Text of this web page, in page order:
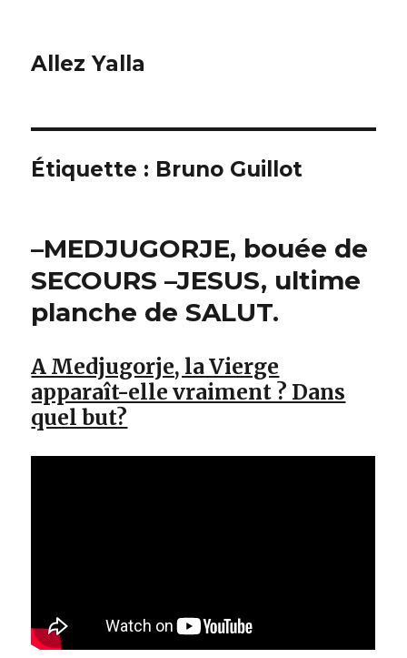
Allez Yalla
Étiquette : Bruno Guillot
–MEDJUGORJE, bouée de
SECOURS –JESUS, ultime
planche de SALUT.
A Medjugorje, la Vierge
apparaît-elle vraiment ? Dans
quel but?